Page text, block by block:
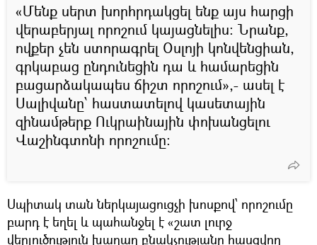
«Մենք սերտ խորհրդակցել ենք այս հարցի
վերաբերյալ որոշում կայացնելիս։ Նրանք,
ովքեր չեն ստորագրել Օսլոյի կոնվենցիան,
գրկաբաց ընդունեցին դա և համարեցին
բացարձակապես ճիշտ որոշում»,- ասել է
Սալիվանը՝ հաստատելով կասետային
զինամթերք Ուկրաինային փոխանցելու
Վաշինգտոնի որոշումը։
Սպիտակ տան ներկայացուցչի խոսքով՝ որոշումը
բարդ է եղել և պահանջել է «շատ լուրջ
վերլուծություն խաղաղ բնակչությանը հասցվող